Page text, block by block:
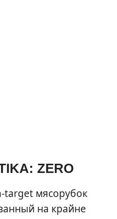
ZERO
target мясорубок
на крайне